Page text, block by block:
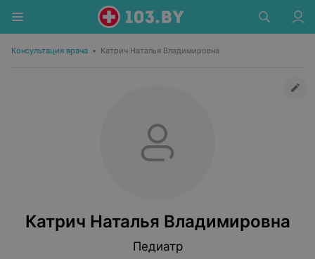
Консультация врача • Катрич Наталья Владимировна
Катрич Наталья Владимировна
Педиатр